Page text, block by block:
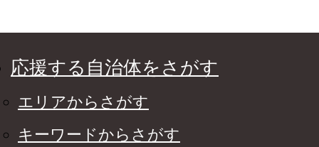
応援する自治体をさがす
エリアからさがす
キーワードからさがす